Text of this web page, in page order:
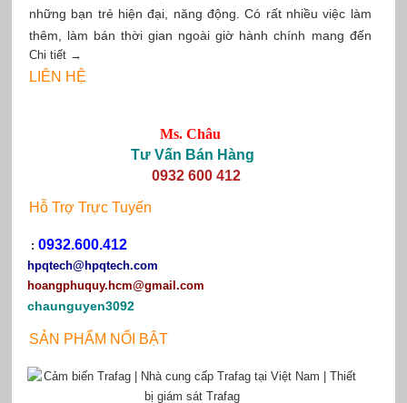
những bạn trẻ hiện đại, năng động. Có rất nhiều việc làm
thêm, làm bán thời gian ngoài giờ hành chính mang đến
cho giới trẻ, nhất là các bạn sinh viên một nguồn thu nhập
tương đối.
Chi tiết →
LIÊN HỆ
Ms. Châu
Tư Vấn Bán Hàng
0932 600 412
Hỗ Trợ Trực Tuyến
: 0932.600.412
hpqtech@hpqtech.com
hoangphuquy.hcm@gmail.com
chaunguyen3092
SẢN PHẨM NỔI BẬT